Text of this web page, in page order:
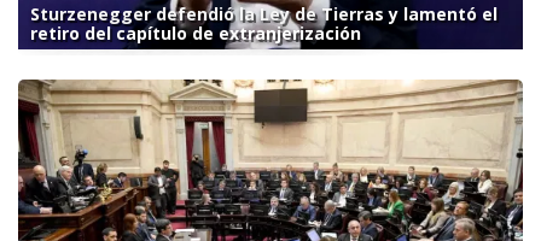
Sturzenegger defendió la Ley de Tierras y lamentó el
retiro del capítulo de extranjerización